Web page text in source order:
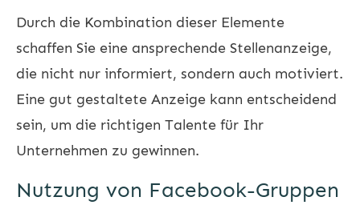
Durch die Kombination dieser Elemente
schaffen Sie eine ansprechende Stellenanzeige,
die nicht nur informiert, sondern auch motiviert.
Eine gut gestaltete Anzeige kann entscheidend
sein, um die richtigen Talente für Ihr
Unternehmen zu gewinnen.
Nutzung von Facebook-Gruppen